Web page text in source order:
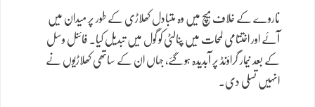
ناروے کے خلاف میچ میں وہ متبادل کھلاڑی کے طور پر میدان میں
آئے اور اختتامی لمحات میں پنالٹی کو گول میں تبدیل کیا۔ فائنل وسل
کے بعد نیمار گراؤنڈ پر آبدیدہ ہو گئے، جہاں ان کے ساتھی کھلاڑیوں نے
انہیں تسلی دی۔